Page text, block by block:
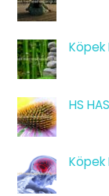
Köpek
HS
Köpek